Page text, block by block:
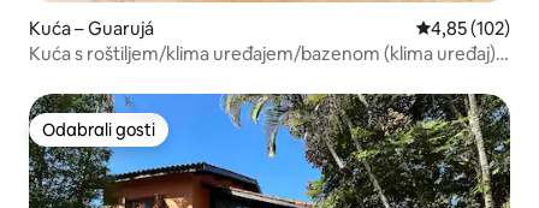
Kuća – Guarujá Prosječna
4,85 (102)
Kuća s roštiljem/klima uređajem/bazenom (klima uređaj)
Odabrali gosti
Odabrali gosti